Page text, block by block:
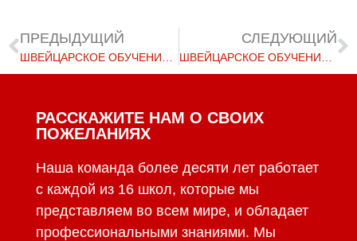
ПРЕДЫДУЩИЙ СЛЕДУЮЩИЙ
РАССКАЖИТЕ НАМ О СВОИХ
ПОЖЕЛАНИЯХ
Наша команда более десяти лет работает
с каждой из 16 школ, которые мы
представляем во всем мире, и обладает
профессиональными знаниями. Мы